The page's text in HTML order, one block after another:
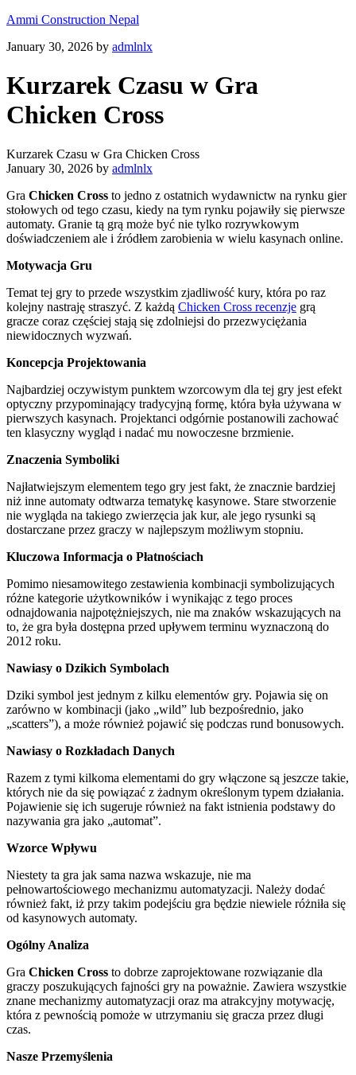
Ammi Construction Nepal
January 30, 2026 by admlnlx
Kurzarek Czasu w Gra
Chicken Cross
Kurzarek Czasu w Gra Chicken Cross
January 30, 2026 by admlnlx
Gra Chicken Cross to jedno z ostatnich wydawnictw na rynku gier
stołowych od tego czasu, kiedy na tym rynku pojawiły się pierwsze
automaty. Granie tą grą może być nie tylko rozrywkowym
doświadczeniem ale i źródłem zarobienia w wielu kasynach online.
Motywacja Gru
Temat tej gry to przede wszystkim zjadliwość kury, która po raz
kolejny nastraję straszyć. Z każdą Chicken Cross recenzje grą
gracze coraz częściej stają się zdolniejsi do przezwyciężania
niewidocznych wyzwań.
Koncepcja Projektowania
Najbardziej oczywistym punktem wzorcowym dla tej gry jest efekt
optyczny przypominający tradycyjną formę, która była używana w
pierwszych kasynach. Projektanci odgórnie postanowili zachować
ten klasyczny wygląd i nadać mu nowoczesne brzmienie.
Znaczenia Symboliki
Najłatwiejszym elementem tego gry jest fakt, że znacznie bardziej
niż inne automaty odtwarza tematykę kasynowe. Stare stworzenie
nie wygląda na takiego zwierzęcia jak kur, ale jego rysunki są
dostarczane przez graczy w najlepszym możliwym stopniu.
Kluczowa Informacja o Płatnościach
Pomimo niesamowitego zestawienia kombinacji symbolizujących
różne kategorie użytkowników i wynikając z tego proces
odnajdowania najpotężniejszych, nie ma znaków wskazujących na
to, że gra była dostępna przed upływem terminu wyznaczoną do
2012 roku.
Nawiasy o Dzikich Symbolach
Dziki symbol jest jednym z kilku elementów gry. Pojawia się on
zarówno w kombinacji (jako „wild” lub bezpośrednio, jako
„scatters”), a może również pojawić się podczas rund bonusowych.
Nawiasy o Rozkładach Danych
Razem z tymi kilkoma elementami do gry włączone są jeszcze takie,
których nie da się powiązać z żadnym określonym typem działania.
Pojawienie się ich sugeruje również na fakt istnienia podstawy do
nazywania gra jako „automat”.
Wzorce Wpływu
Niestety ta gra jak sama nazwa wskazuje, nie ma
pełnowartościowego mechanizmu automatyzacji. Należy dodać
również fakt, iż przy takim podejściu gra będzie niewiele różniła się
od kasynowych automaty.
Ogólny Analiza
Gra Chicken Cross to dobrze zaprojektowane rozwiązanie dla
graczy poszukujących fajności gry na poważnie. Zawiera wszystkie
znane mechanizmy automatyzacji oraz ma atrakcyjny motywację,
która z pewnością pomoże w utrzymaniu się gracza przez długi
czas.
Nasze Przemyślenia